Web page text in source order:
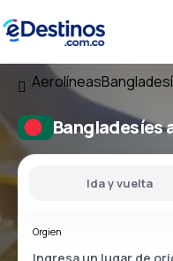
Aerolíneas
Bangladesíes
Ida y vuelta
Orgien